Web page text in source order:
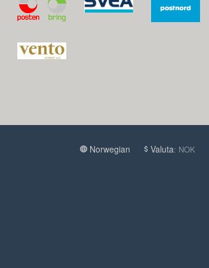
Norwegian Valuta: NOK